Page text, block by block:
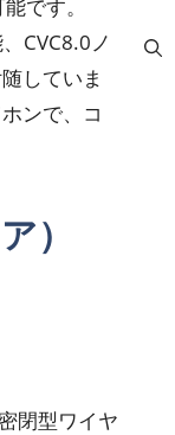
です。
CVC8.0ノ
していま
ンで、コ
）
閉型ワイヤ